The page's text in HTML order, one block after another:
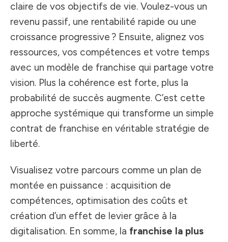
claire de vos objectifs de vie. Voulez-vous un
revenu passif, une rentabilité rapide ou une
croissance progressive ? Ensuite, alignez vos
ressources, vos compétences et votre temps
avec un modèle de franchise qui partage votre
vision. Plus la cohérence est forte, plus la
probabilité de succès augmente. C’est cette
approche systémique qui transforme un simple
contrat de franchise en véritable stratégie de
liberté.
Visualisez votre parcours comme un plan de
montée en puissance : acquisition de
compétences, optimisation des coûts et
création d’un effet de levier grâce à la
digitalisation. En somme, la franchise la plus